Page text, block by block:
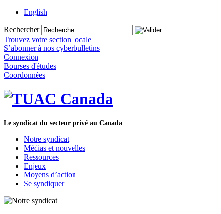
English
Rechercher
Trouvez votre section locale
S’abonner à nos cyberbulletins
Connexion
Bourses d'études
Coordonnées
Le syndicat du secteur privé au Canada
Notre syndicat
Médias et nouvelles
Ressources
Enjeux
Moyens d’action
Se syndiquer